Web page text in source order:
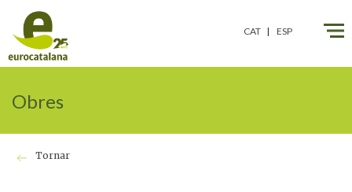
Obres
Tornar
CAT ESP